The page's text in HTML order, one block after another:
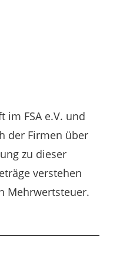
im FSA e.V. und
der Firmen über
zu dieser
verstehen
Mehrwertsteuer.